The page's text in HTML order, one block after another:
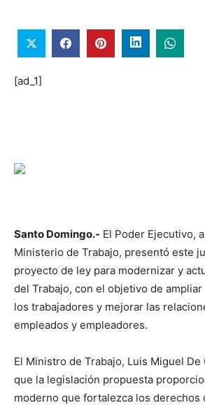
[ad_1]
Santo Domingo.- El Poder Ejecutivo,
Ministerio de Trabajo, presentó este
proyecto de ley para modernizar y
del Trabajo, con el objetivo de
los trabajadores y mejorar las
empleados y empleadores.
El Ministro de Trabajo, Luis Miguel De
que la legislación propuesta
moderno que fortalezca los derechos